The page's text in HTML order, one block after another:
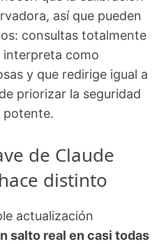
así que pueden
consultas totalmente
interpreta como
y que redirige igual a
priorizar la seguridad
potente.
de Claude
distinto
actualización
salto real en casi todas